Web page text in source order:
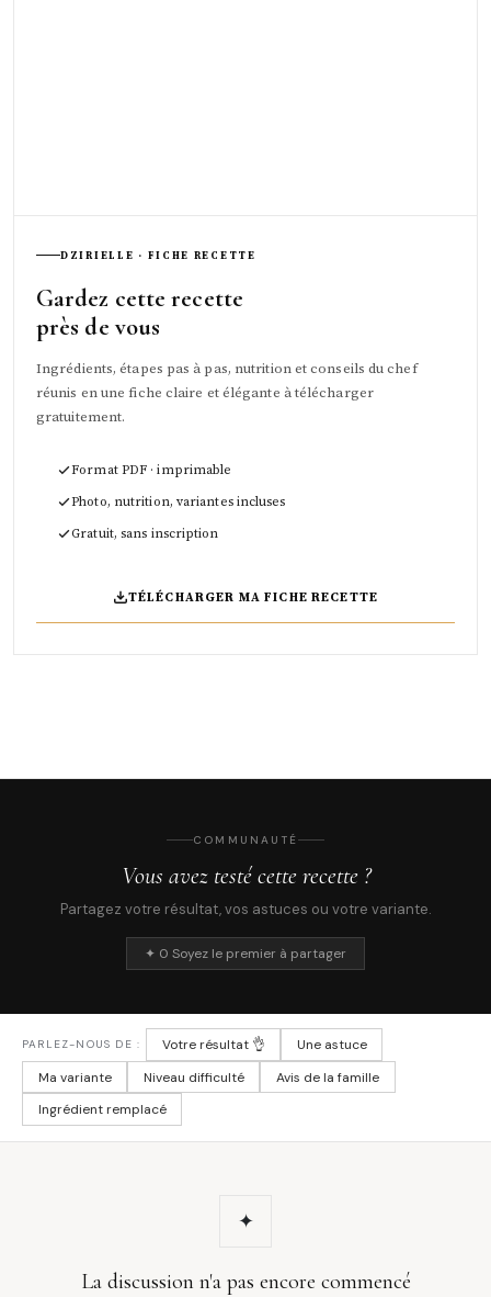
DZIRIELLE · FICHE RECETTE
Gardez cette recette
près de vous
Ingrédients, étapes pas à pas, nutrition et conseils du chef
réunis en une fiche claire et élégante à télécharger
gratuitement.
Format PDF · imprimable
Photo, nutrition, variantes incluses
Gratuit, sans inscription
TÉLÉCHARGER MA FICHE RECETTE
COMMUNAUTÉ
Vous avez testé cette recette ?
Partagez votre résultat, vos astuces ou votre variante.
✦ 0 Soyez le premier à partager
PARLEZ-NOUS DE : Votre résultat 👌
Une astuce
Ma variante
Niveau difficulté
Avis de la famille
Ingrédient remplacé
✦
La discussion n'a pas encore commencé